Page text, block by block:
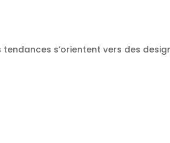
s’orientent vers des